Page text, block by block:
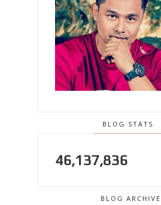
BLOG STATS
46,137,836
BLOG ARCHIVE